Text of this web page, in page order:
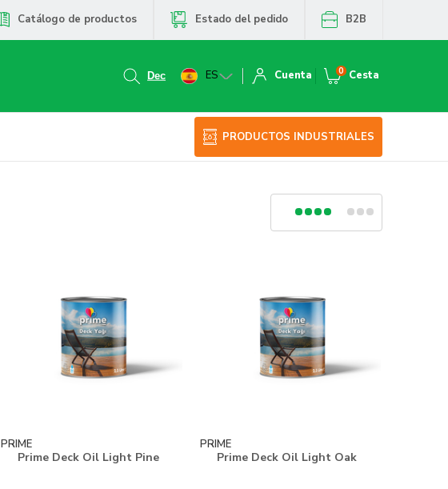
Catálogo de productos Estado del pedido B2B
ES Cuenta Cesta
0
PRODUCTOS INDUSTRIALES
PRIME
Prime Deck Oil Light Pine
PRIME
Prime Deck Oil Light Oak